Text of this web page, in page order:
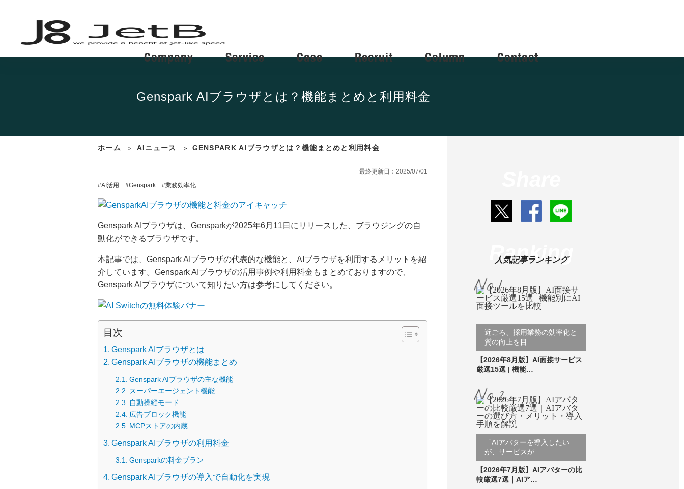
Company Service Case Recruit Column Contact
Genspark AIブラウザとは？機能まとめと利用料金
ホーム > AIニュース > GENSPARK AIブラウザとは？機能まとめと利用料金
最終更新日：2025/07/01
#AI活用
#Genspark #業務効率化
Genspark AIブラウザは、Gensparkが2025年6月11日にリリースした、ブラウジングの自
動化ができるブラウザです。
本記事では、Genspark AIブラウザの代表的な機能と、AIブラウザを利用するメリットを紹
介しています。Genspark AIブラウザの活用事例や利用料金もまとめておりますので、
Genspark AIブラウザについて知りたい方は参考にしてください。
目次
Genspark AIブラウザとは
Genspark AIブラウザの機能まとめ
Genspark AIブラウザの主な機能
スーパーエージェント機能
自動操縦モード
広告ブロック機能
MCPストアの内蔵
Genspark AIブラウザの利用料金
Gensparkの料金プラン
Genspark AIブラウザの導入で自動化を実現
人気記事ランキング
Ranking
近ごろ、採用業務の効率化と
質の向上を目…
【2026年8月版】AI面接サービス
厳選15選 | 機能…
「AIアバターを導入したい
が、サービスが…
【2026年7月版】AIアバターの比
較厳選7選｜AIア…